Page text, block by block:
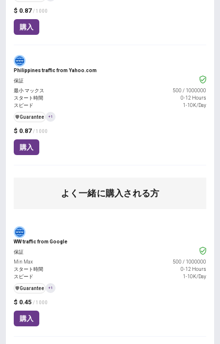
$ 0.87 / 1000
購入
Philippines traffic from Yahoo.com
$ 0.87 / 1000
購入
保証
最小 マックス
500 / 1000000
スタート時間
0-12 Hours
スピード
1-10K/Day
️🛡️Guarantee +1
よく一緒に購入される方
WW traffic from Google
$ 0.45 / 1000
購入
保証
Min Max
500 / 1000000
スタート時間
0-12 Hours
スピード
1-10K/Day
️🛡️Guarantee +1